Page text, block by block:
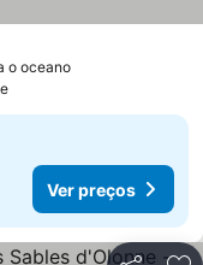
o oceano
Ver preços